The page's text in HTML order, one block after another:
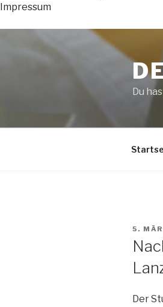
Impressum
springen
Du
5.
Der